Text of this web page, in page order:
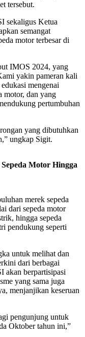
tersebut.
sekaligus Ketua
semangat
motor terbesar di
IMOS 2024, yang
yakin pameran kali
mengenai
motor, dan yang
pertumbuhan
yang dibutuhkan
ungkap Sigit.
Motor Hingga
merek sepeda
dari sepeda motor
hingga sepeda
pendukung seperti
untuk melihat dan
dari berbagai
akan berpartisipasi
yang sama juga
menjanjikan keseruan
pengunjung untuk
Oktober tahun ini,”